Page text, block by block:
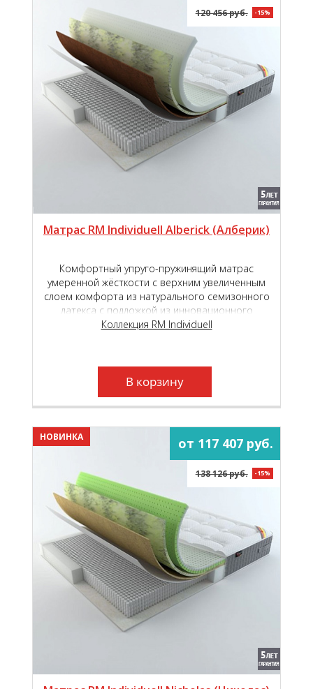
120 456 руб. -15%
Матрас RM Individuell Alberick (Aлберик)
Комфортный упруго-пружинящий матрас
умеренной жёсткости с верхним увеличенным
слоем комфорта из натурального семизонного
латекса с подложкой из инновационного
наполнителя TIGER touch ®.
Коллекция RM Individuell
В корзину
НОВИНКА от 117 407 руб.
138 126 руб. -15%